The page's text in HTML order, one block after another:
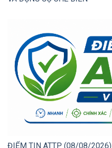
ĐIỂM TIN ATTP (08/08/2026)